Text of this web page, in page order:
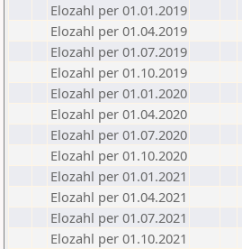
Elozahl per 01.01.2019
Elozahl per 01.04.2019
Elozahl per 01.07.2019
Elozahl per 01.10.2019
Elozahl per 01.01.2020
Elozahl per 01.04.2020
Elozahl per 01.07.2020
Elozahl per 01.10.2020
Elozahl per 01.01.2021
Elozahl per 01.04.2021
Elozahl per 01.07.2021
Elozahl per 01.10.2021